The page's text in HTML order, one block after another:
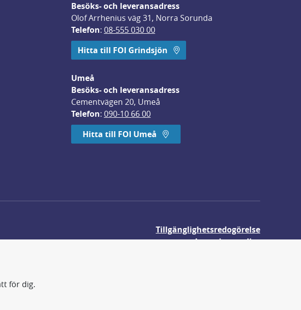
Besöks- och leveransadress
Olof Arrhenius väg 31, Norra Sorunda
Telefon: 08-555 030 00
Hitta till FOI Grindsjön
Umeå
Besöks- och leveransadress
Cementvägen 20, Umeå
Telefon: 090-10 66 00
Hitta till FOI Umeå
Tillgänglighetsredogörelse
Integritetspolicy
för dig.